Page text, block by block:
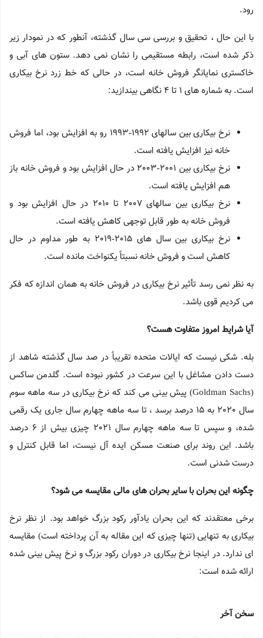
رود.
با این حال ، تحقیق و بررسی سی سال گذشته، آنطور که در نمودار زیر
ذکر شده است، رابطه مستقیمی را نشان نمی دهد. ستون های آبی و
خاکستری نمایانگر فروش خانه است، در حالی که خط زرد نرخ بیکاری
است. به شماره های 1 تا 4 نگاهی بیندازید:
نرخ بیکاری بین سالهای 1992-1993 رو به افزایش بود، اما فروش
خانه نیز افزایش یافته است.
نرخ بیکاری بین 2001-2003 در حال افزایش بود و فروش خانه باز
هم افزایش یافته است.
نرخ بیکاری بین سالهای 2007 تا 2010 در حال افزایش بود و
فروش خانه به طور قابل توجهی کاهش یافته است.
نرخ بیکاری بین سال های 2015-2019 به طور مداوم در حال
کاهش است و فروش خانه نسبتاً یکنواخت مانده است.
به نظر نمی رسد تأثیر نرخ بیکاری در فروش خانه به همان اندازه که فکر
می کردیم قوی باشد.
آیا شرایط امروز متفاوت هست؟
بله. شکی نیست که ایالات متحده تقریباً در صد سال گذشته شاهد از
دست دادن مشاغل با این سرعت در کشور نبوده است. گلدمن ساکس
(Goldman Sachs) پیش بینی می کند که نرخ بیکاری در سه ماهه سوم
سال 2020 به 15 درصد برسد ، تا سه ماهه چهارم سال جاری یک رقمی
شده، و سپس تا سه ماهه چهارم سال 2021 چیزی بیش از 6 درصد
باشد. این روند برای صنعت مسکن ایده آل نیست، اما قابل کنترل و
درست شدنی است.
چگونه این بحران با سایر بحران های مالی مقایسه می شود؟
برخی معتقدند که این بحران یادآور رکود بزرگ خواهد بود. از نظر نرخ
بیکاری به تنهایی (تنها چیزی که این مقاله به آن پرداخته است) مقایسه
ای ندارد. در اینجا نرخ بیکاری در دوران رکود بزرگ و نرخ پیش بینی شده
ارائه شده است:
سخن آخر